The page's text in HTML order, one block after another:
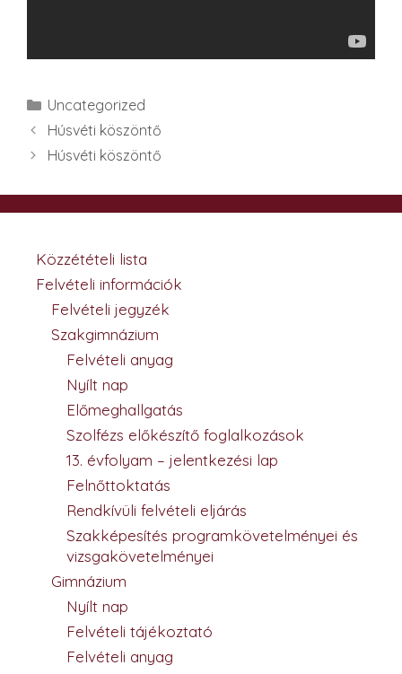
Kategória
Uncategorized
Húsvéti köszöntő
Húsvéti köszöntő
Közzétételi lista
Felvételi információk
Felvételi jegyzék
Szakgimnázium
Felvételi anyag
Nyílt nap
Előmeghallgatás
Szolfézs előkészítő foglalkozások
13. évfolyam – jelentkezési lap
Felnőttoktatás
Rendkívüli felvételi eljárás
Szakképesítés programkövetelményei és
vizsgakövetelményei
Gimnázium
Nyílt nap
Felvételi tájékoztató
Felvételi anyag